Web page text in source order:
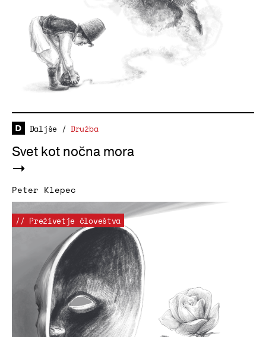
Daljše / Družba
Svet kot nočna mora
Peter Klepec
// Preživetje človeštva